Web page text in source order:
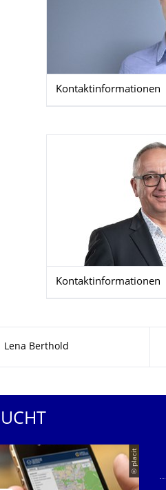
Kontaktinformationen
Kontaktinformationen
Lena Berthold
© placit